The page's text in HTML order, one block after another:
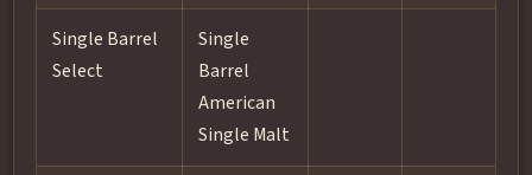
Single Barrel
Select
Single
Barrel
American
Single Malt